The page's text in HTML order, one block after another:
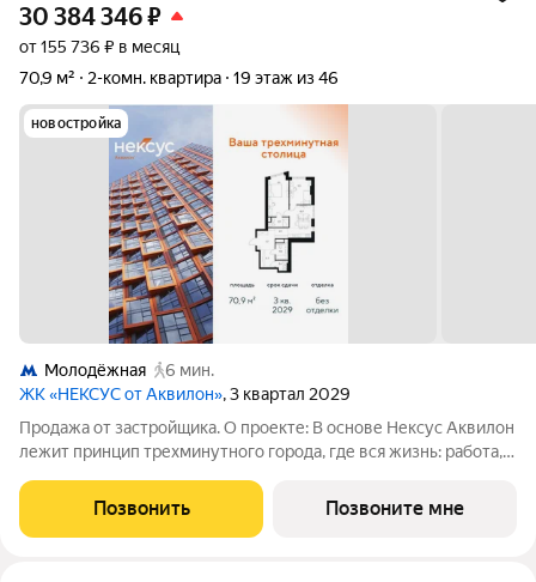
30 384 346₽
от 155 736 ₽ в месяц
70,9 м²
2-комн. квартира 19 этаж из 46
новостройка
Молодёжная
6 мин.
ЖК «НЕКСУС от Аквилон», 3 квартал 2029
Продажа от застройщика. О проекте: В основе Нексус Аквилон
лежит принцип трехминутного города, где вся жизнь: работа,
шаговой доступности. Он не просто экономит время, а
кардинально
Позвонить Позвоните мне